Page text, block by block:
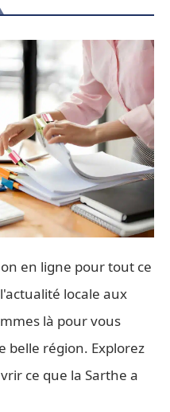
en ligne pour tout ce
locale aux
là pour vous
belle région. Explorez
ce que la Sarthe a